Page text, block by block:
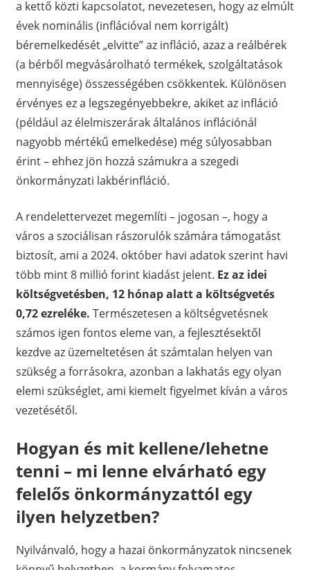
a kettő közti kapcsolatot, nevezetesen, hogy az elmúlt
évek nominális (inflációval nem korrigált)
béremelkedését „elvitte” az infláció, azaz a reálbérek
(a bérből megvásárolható termékek, szolgáltatások
mennyisége) összességében csökkentek. Különösen
érvényes ez a legszegényebbekre, akiket az infláció
(például az élelmiszerárak általános inflációnál
nagyobb mértékű emelkedése) még súlyosabban
érint – ehhez jön hozzá számukra a szegedi
önkormányzati lakbérinfláció.
A rendelettervezet megemlíti – jogosan –, hogy a
város a szociálisan rászorulók számára támogatást
biztosít, ami a 2024. október havi adatok szerint havi
több mint 8 millió forint kiadást jelent. Ez az idei
költségvetésben, 12 hónap alatt a költségvetés
0,72 ezreléke. Természetesen a költségvetésnek
számos igen fontos eleme van, a fejlesztésektől
kezdve az üzemeltetésen át számtalan helyen van
szükség a forrásokra, azonban a lakhatás egy olyan
elemi szükséglet, ami kiemelt figyelmet kíván a város
vezetésétől.
Hogyan és mit kellene/lehetne
tenni – mi lenne elvárható egy
felelős önkormányzattól egy
ilyen helyzetben?
Nyilvánvaló, hogy a hazai önkormányzatok nincsenek